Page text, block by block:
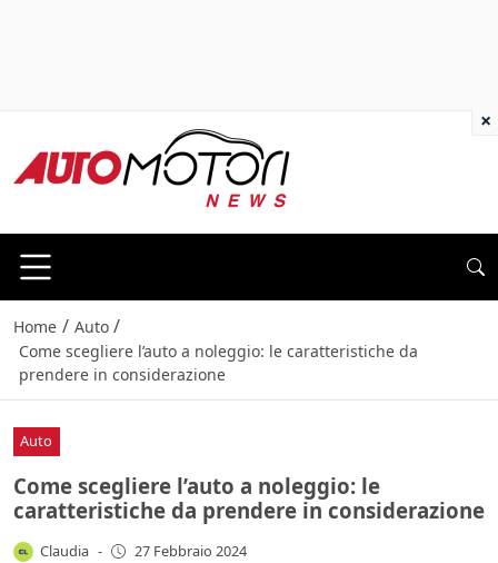
Home / Auto /
Come scegliere l’auto a noleggio: le caratteristiche da
prendere in considerazione
Auto
Come scegliere l’auto a noleggio: le
caratteristiche da prendere in considerazione
Claudia - 27 Febbraio 2024
×